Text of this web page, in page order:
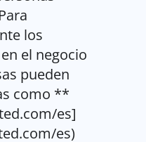
los
el negocio
pueden
como **
es]
es)